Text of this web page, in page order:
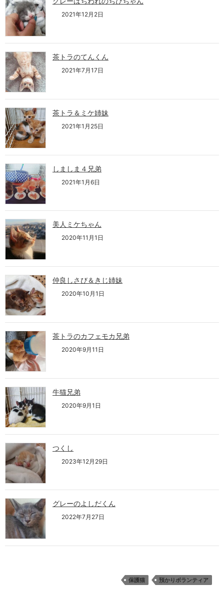
2021年12月2日
茶トラのてんくん
2021年7月17日
茶トラ＆ミケ姉妹
2021年1月25日
しましま４兄弟
2021年1月6日
美人ミケちゃん
2020年11月1日
仲良しさび＆きじ姉妹
2020年10月1日
茶トラのカフェモカ兄弟
2020年9月11日
牛猫兄弟
2020年9月1日
つくし
2023年12月29日
グレーのよしだくん
2022年7月27日
保護猫 預かりボランティア